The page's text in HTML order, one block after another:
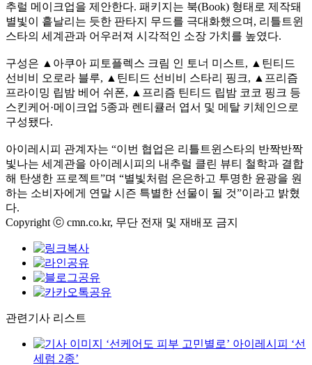
추럴 메이크업을 제안한다. 패키지는 북(Book) 형태로 제작돼
별빛이 흩날리는 듯한 판타지 무드를 극대화했으며, 리틀트윈
스타의 세계관과 어우러져 시각적인 소장 가치를 높였다.
구성은 ▲아쿠아 피토플렉스 크림 인 토너 미스트, ▲틴티드
선비비 오로라 블루, ▲틴티드 선비비 스타리 핑크, ▲프리즘
프라이밍 립밤 베어 쉬폰, ▲프리즘 틴티드 립밤 코코 핑크 등
스킨케어·메이크업 5종과 렌티큘러 엽서 및 메탈 키체인으로
구성됐다.
아이레시피 관계자는 “이번 협업은 리틀트윈스타의 반짝반짝
빛나는 세계관을 아이레시피의 내추럴 클린 뷰티 철학과 결합
해 탄생한 프로젝트”며 “별빛처럼 은은하고 투명한 윤광을 원
하는 소비자에게 연말 시즌 특별한 선물이 될 것”이라고 밝혔
다.
Copyright ⓒ cmn.co.kr, 무단 전재 및 재배포 금지
관련기사 리스트
‘선케어도 피부 고민별로’ 아이레시피 ‘선
세럼 2종’